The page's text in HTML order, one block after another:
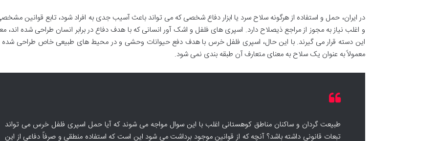
در ایران، حمل و استفاده از هرگونه سلاح سرد یا ابزار دفاع شخصی که می تواند باعث آسیب جدی به افراد شود، تابع قوانین
و اغلب نیاز به مجوز از مراجع ذیصلاح دارد. اسپری های فلفل و اشک آور انسانی که با هدف دفاع در برابر انسان طراحی شده اند،
این دسته قرار می گیرند. با این حال، اسپری فلفل خرس با هدف دفع حیوانات وحشی و در محیط های طبیعی خاص طراحی
معمولاً به عنوان یک سلاح به معنای متعارف آن طبقه بندی نمی شود.
طبیعت گردان و ساکنان مناطق کوهستانی اغلب با این سوال مواجه می شوند که آیا حمل اسپری فلفل خرس می تواند
تبعات قانونی داشته باشد؟ آنچه که از قوانین موجود برداشت می شود این است که استفاده منطقی و صرفاً دفاعی از این